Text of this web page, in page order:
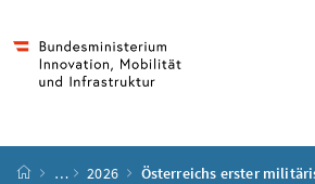
Startseite
… 2026 Österreichs erster